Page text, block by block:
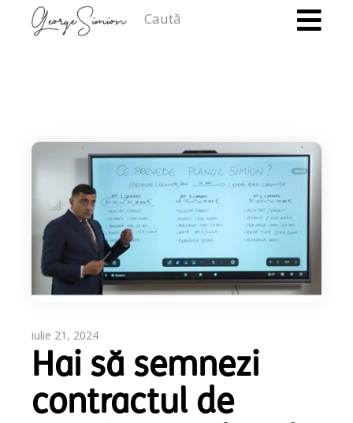
iulie 21, 2024
Hai să semnezi
contractul de